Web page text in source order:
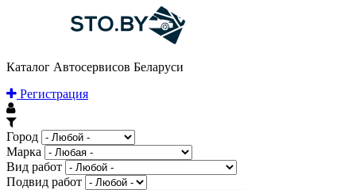
Каталог Автосервисов Беларуси
Регистрация
Город
Марка
Вид работ
Подвид работ